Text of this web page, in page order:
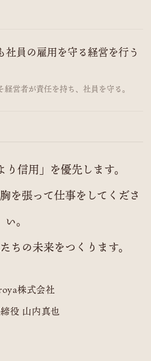
社員の雇用を守る経営を行う
営者が責任を持ち、社員を守る。
信用」を優先します。
を張って仕事をしてくださ
い。
ちの未来をつくります。
株式会社
役 山内真也